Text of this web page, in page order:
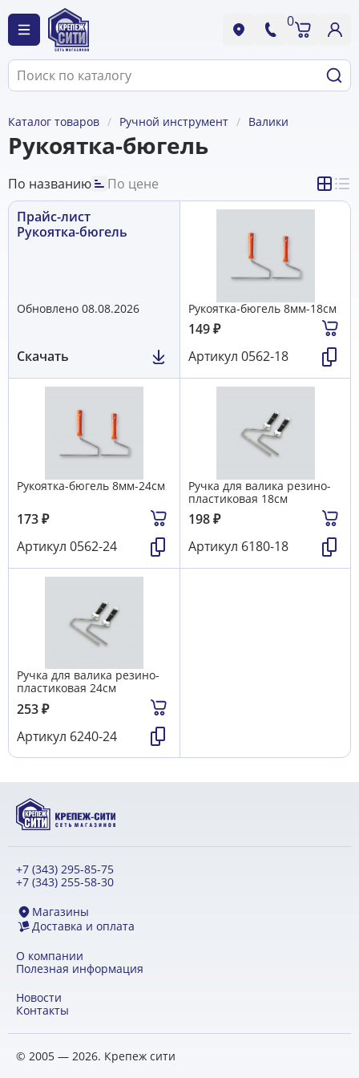
0
Каталог товаров Ручной инструмент Валики
Рукоятка-бюгель
По названию
По цене
Прайс-лист
Рукоятка-бюгель
Обновлено 08.08.2026
Скачать
Рукоятка-бюгель 8мм-18см
149₽
Артикул 0562-18
Рукоятка-бюгель 8мм-24см
173₽
Артикул 0562-24
Ручка для валика резино-
пластиковая 18см
198₽
Артикул 6180-18
Ручка для валика резино-
пластиковая 24см
253₽
Артикул 6240-24
+7 (343) 295-85-75
+7 (343) 255-58-30
Магазины
Доставка и оплата
О компании
Полезная информация
Новости
Контакты
© 2005 — 2026. Крепеж сити